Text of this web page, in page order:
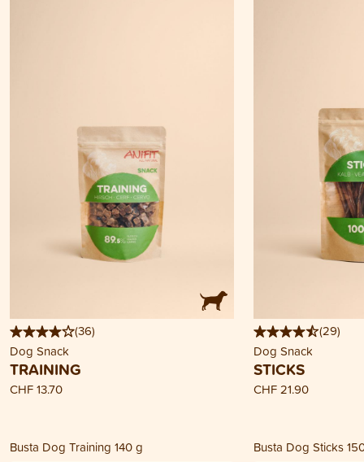
(36)
Dog Snack
TRAINING
CHF 13.70
Busta Dog Training 140 g
(29)
Dog Snack
STICKS
CHF 21.90
Busta Dog Sticks